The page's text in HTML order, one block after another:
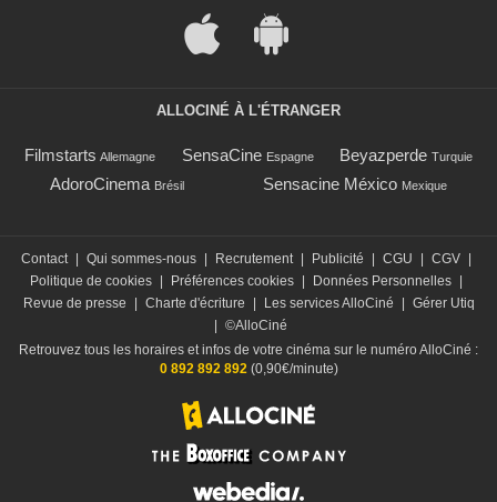
ALLOCINÉ À L'ÉTRANGER
Filmstarts Allemagne SensaCine Espagne Beyazperde Turquie
AdoroCinema Brésil Sensacine México Mexique
Contact | Qui sommes-nous | Recrutement | Publicité | CGU | CGV |
Politique de cookies | Préférences cookies | Données Personnelles |
Revue de presse
| Charte d'écriture | Les services AlloCiné | Gérer Utiq
| ©AlloCiné
Retrouvez tous les horaires et infos de votre cinéma sur le numéro AlloCiné :
0 892 892 892 (0,90€/minute)